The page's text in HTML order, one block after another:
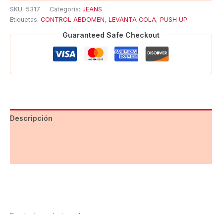
SKU: 5317 Categoría: JEANS
Etiquetas: CONTROL ABDOMEN, LEVANTA COLA, PUSH UP
Guaranteed Safe Checkout
Descripción